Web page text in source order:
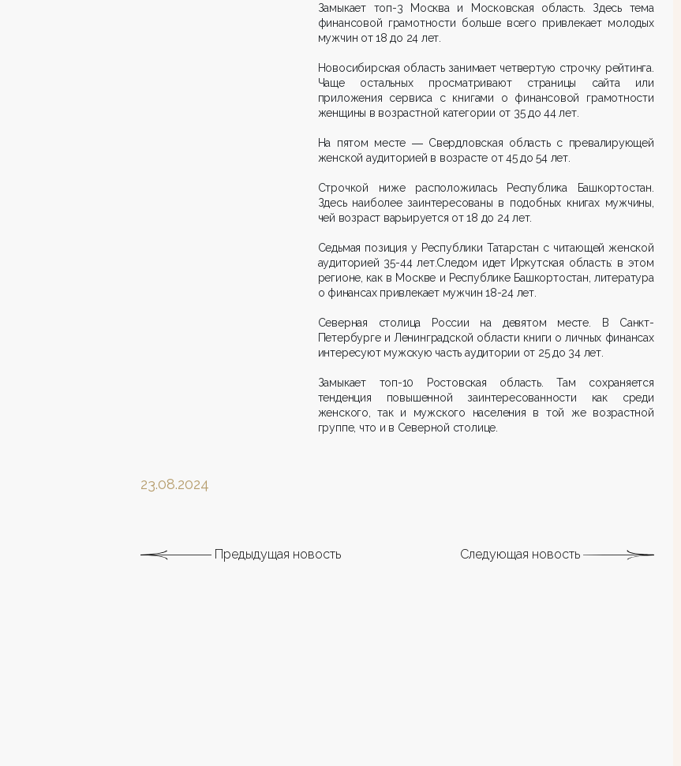
Замыкает топ-3 Москва и Московская область. Здесь тема
финансовой грамотности больше всего привлекает молодых
мужчин от 18 до 24 лет.
Новосибирская область занимает четвертую строчку рейтинга.
Чаще остальных просматривают страницы сайта или
приложения сервиса с книгами о финансовой грамотности
женщины в возрастной категории от 35 до 44 лет.
На пятом месте ― Свердловская область с превалирующей
женской аудиторией в возрасте от 45 до 54 лет.
Строчкой ниже расположилась Республика Башкортостан.
Здесь наиболее заинтересованы в подобных книгах мужчины,
чей возраст варьируется от 18 до 24 лет.
Седьмая позиция у Республики Татарстан с читающей женской
аудиторией 35-44 лет.Следом идет Иркутская область: в этом
регионе, как в Москве и Республике Башкортостан, литература
о финансах привлекает мужчин 18-24 лет.
Северная столица России на девятом месте. В Санкт-
Петербурге и Ленинградской области книги о личных финансах
интересуют мужскую часть аудитории от 25 до 34 лет.
Замыкает топ-10 Ростовская область. Там сохраняется
тенденция повышенной заинтересованности как среди
женского, так и мужского населения в той же возрастной
группе, что и в Северной столице.
23.08.2024
Предыдущая новость Следующая новость